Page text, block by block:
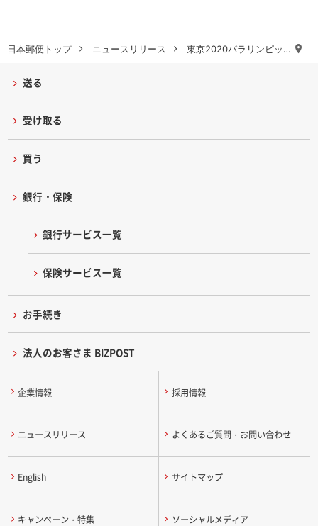
日本郵便トップ ニュースリリース 東京2020パラリンピッ…
送る
受け取る
買う
銀行・保険
銀行サービス一覧
保険サービス一覧
お手続き
法人のお客さま BIZPOST
企業情報 採用情報
ニュースリリース よくあるご質問・お問い合わせ
English サイトマップ
キャンペーン・特集 ソーシャルメディア